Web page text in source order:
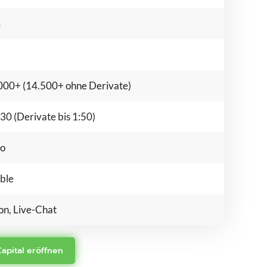
(14.500+ ohne Derivate)
(Derivate bis 1:50)
Live-Chat
eröffnen